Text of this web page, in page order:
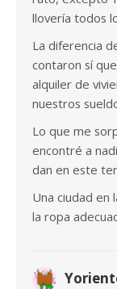
llovería todos
La diferencia
contaron sí
alquiler de
nuestros
Lo que me
encontré a
dan en este
Una ciudad en
la ropa